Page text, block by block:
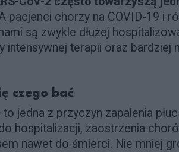
pacjenci chorzy na COVID-19 i
są zwykle dłużej
intensywnej terapii oraz bardziej
czego bać
to jedna z przyczyn zapalenia
hospitalizacji, zaostrzenia
nawet do śmierci. Nie mniej